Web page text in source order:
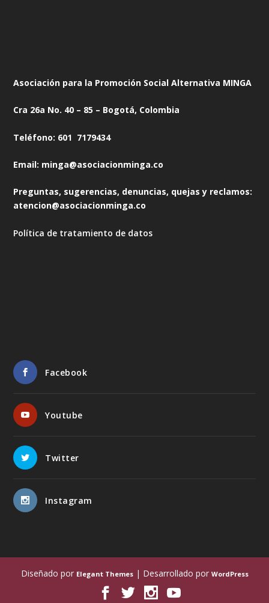
Asociación para la Promoción Social Alternativa MINGA
Cra 26a No. 40 – 85 – Bogotá, Colombia
Teléfono: 601 7179434
Email: minga@asociacionminga.co
Preguntas, sugerencias, denuncias, quejas y reclamos:
atencion@asociacionminga.co
Política de tratamiento de datos
Facebook
Youtube
Twitter
Instagram
Diseñado por Elegant Themes| Desarrollado por WordPress